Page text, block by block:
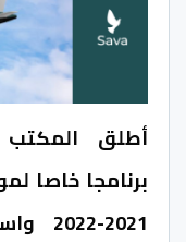
أطلق
برنامجا خاصا